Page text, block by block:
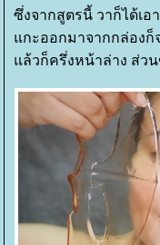
ซึ่งจากสูตรนี้ วาก็ได้เ
กะออกมาจากกล่องก็
ล้วก็ครึ่งหน้าล่าง ส่วน